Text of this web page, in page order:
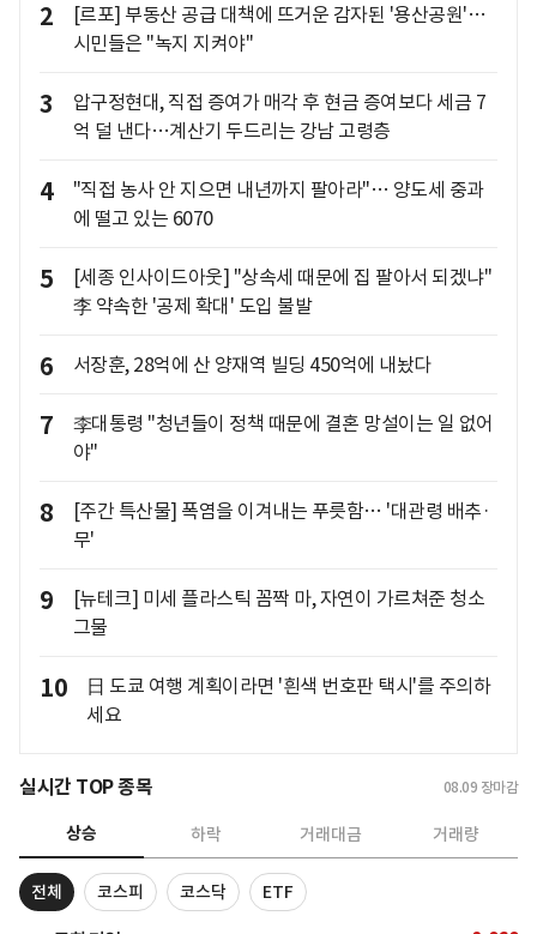
2
[르포] 부동산 공급 대책에 뜨거운 감자된 '용산공원'…
시민들은 "녹지 지켜야"
3
압구정현대, 직접 증여가 매각 후 현금 증여보다 세금 7
억 덜 낸다…계산기 두드리는 강남 고령층
4
"직접 농사 안 지으면 내년까지 팔아라"… 양도세 중과
에 떨고 있는 6070
5
[세종 인사이드아웃] "상속세 때문에 집 팔아서 되겠냐"
李 약속한 '공제 확대' 도입 불발
6 서장훈, 28억에 산 양재역 빌딩 450억에 내놨다
7
李대통령 "청년들이 정책 때문에 결혼 망설이는 일 없어
야"
8
[주간 특산물] 폭염을 이겨내는 푸릇함… '대관령 배추·
무'
9
[뉴테크] 미세 플라스틱 꼼짝 마, 자연이 가르쳐준 청소
그물
10
日 도쿄 여행 계획이라면 '흰색 번호판 택시'를 주의하
세요
실시간 TOP 종목 08.09 장마감
상승 하락 거래대금 거래량
전체 코스피 코스닥 ETF